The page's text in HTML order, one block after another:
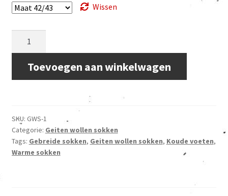
Wissen
sokken,
gratis
Toevoegen aan winkelwagen
SKU: GWS-1
Categorie: Geiten wollen sokken
Tags: Gebreide sokken, Geiten wollen sokken, Koude voeten,
Warme sokken